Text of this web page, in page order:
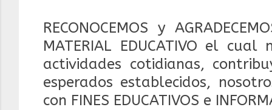
RECONOCEMOS y
MATERIAL EDUCATIVO el
actividades cotidianas,
esperados establecidos,
con FINES EDUCATIVOS e